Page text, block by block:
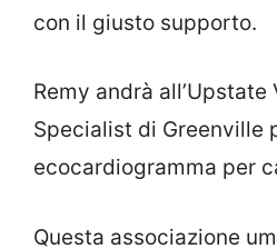
con il giusto supporto.
Remy andrà all’Upstate
Specialist di Greenville
ecocardiogramma per
Questa associazione